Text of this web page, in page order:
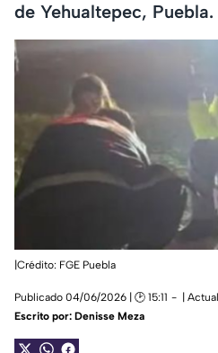
de Yehualtepec, Puebla.
|Crédito: FGE Puebla
Publicado 04/06/2026 | 🕑 15:11 |
Escrito por: Denisse Meza